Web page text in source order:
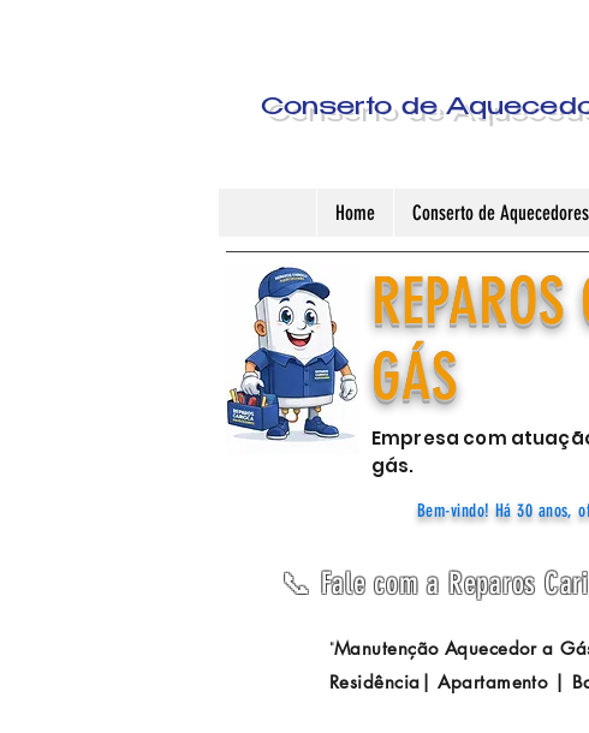
Conserto de
Home Conserto de
GÁS
Empresa com
gás.
Bem-vindo! Há 30 anos,
📞 Fale com a Reparos
"Manutenção Aquecedor a
Residência| Apartamento |